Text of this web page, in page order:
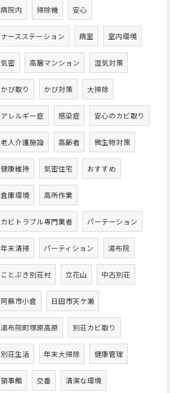
病院内 掃除機 安心
ナースステーション 病室 室内環境
気密 高層マンション 湿気対策
かび取り かび対策 大掃除
アレルギー症 感染症 安心のカビ取り
老人介護施設 高齢者 微生物対策
健康維持 気密住宅 おすすめ
倉庫環境 高所作業
カビトラブル専門業者 パーテーション
年末清掃 パーティション 湯布院
ことぶき別荘村 立花山 中古別荘
阿蘇市小倉 日田市天ケ瀬
湯布院町塚原高原 別荘カビ取り
別荘生活 年末大掃除 健康管理
領事館 交番 清潔な環境